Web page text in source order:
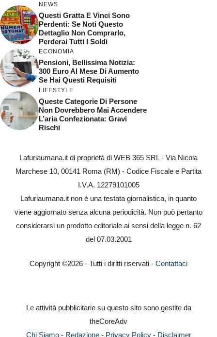
NEWS
Questi Gratta E Vinci Sono
Perdenti: Se Noti Questo
Dettaglio Non Comprarlo,
Perderai Tutti I Soldi
ECONOMIA
Pensioni, Bellissima Notizia:
300 Euro Al Mese Di Aumento
Se Hai Questi Requisiti
LIFESTYLE
Queste Categorie Di Persone
Non Dovrebbero Mai Accendere
L’aria Confezionata: Gravi
Rischi
Lafuriaumana.it di proprietà di WEB 365 SRL - Via Nicola
Marchese 10, 00141 Roma (RM) - Codice Fiscale e Partita
I.V.A. 12279101005
Lafuriaumana.it non è una testata giornalistica, in quanto
viene aggiornato senza alcuna periodicità. Non può pertanto
considerarsi un prodotto editoriale ai sensi della legge n. 62
del 07.03.2001
Copyright ©2026 - Tutti i diritti riservati - Contattaci
Le attività pubblicitarie su questo sito sono gestite da
theCoreAdv
Chi Siamo- Redazione- Privacy Policy- Disclaimer